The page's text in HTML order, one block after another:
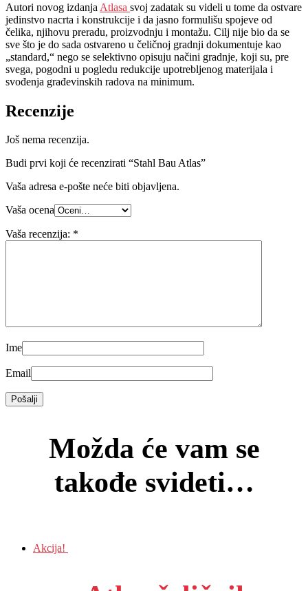
Autori novog izdanja Atlasa svoj zadatak su videli u tome da ostvare
jedinstvo nacrta i konstrukcije i da jasno formulišu spojeve od
čelika, njihovu preradu, proizvodnju i montažu. Cilj nije bio da se
sve što je do sada ostvareno u čeličnoj gradnji dokumentuje kao
„standard,“ nego se selektivno opisuju načini gradnje, koji su, pre
svega, pogodni u pogledu redukcije upotrebljenog materijala i
svođenja građevinskih radova na minimum.
Recenzije
Još nema recenzija.
Budi prvi koji će recenzirati “Stahl Bau Atlas”
Vaša adresa e-pošte neće biti objavljena.
Vaša ocena
Vaša recenzija: *
Ime
Email
Možda će vam se
takođe svideti…
Akcija!